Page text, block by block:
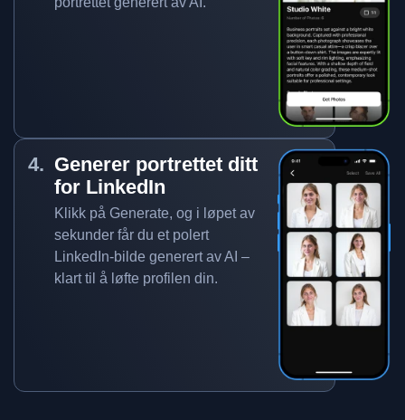
Generer portrettet ditt
for LinkedIn
Klikk på Generate, og i løpet av
sekunder får du et polert
LinkedIn-bilde generert av AI –
klart til å løfte profilen din.